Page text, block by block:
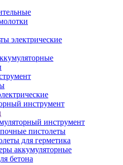
электрические
инструмент
инструмент
пистолеты
для герметика
аккумуляторные
бетона